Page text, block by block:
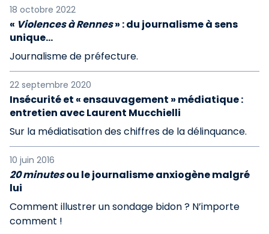
18 octobre 2022
« Violences à Rennes» : du journalisme à sens
unique…
Journalisme de préfecture.
22 septembre 2020
Insécurité et « ensauvagement » médiatique :
entretien avec Laurent Mucchielli
Sur la médiatisation des chiffres de la délinquance.
10 juin 2016
20 minutesou le journalisme anxiogène malgré
lui
Comment illustrer un sondage bidon ? N’importe
comment !